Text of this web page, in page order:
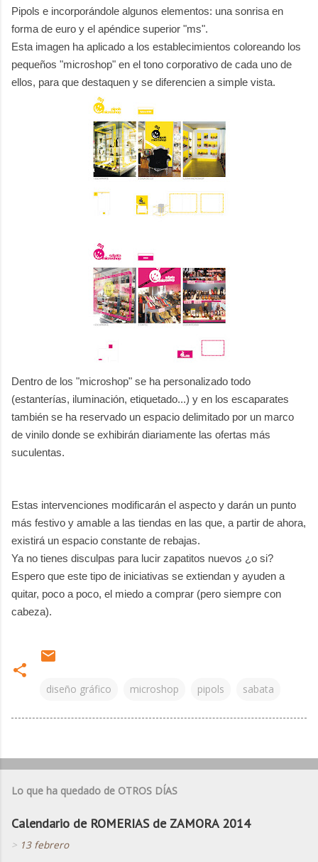
Pipols e incorporándole algunos elementos: una sonrisa en
forma de euro y el apéndice superior "ms".
Esta imagen ha aplicado a los establecimientos coloreando los
pequeños "microshop" en el tono corporativo de cada uno de
ellos, para que destaquen y se diferencien a simple vista.
Dentro de los "microshop" se ha personalizado todo
(estanterías, iluminación, etiquetado...) y en los escaparates
también se ha reservado un espacio delimitado por un marco
de vinilo donde se exhibirán diariamente las ofertas más
suculentas.
Estas intervenciones modificarán el aspecto y darán un punto
más festivo y amable a las tiendas en las que, a partir de ahora,
existirá un espacio constante de rebajas.
Ya no tienes disculpas para lucir zapatitos nuevos ¿o si?
Espero que este tipo de iniciativas se extiendan y ayuden a
quitar, poco a poco, el miedo a comprar (pero siempre con
cabeza).
diseño gráfico microshop pipols sabata
Lo que ha quedado de OTROS DÍAS
Calendario de ROMERIAS de ZAMORA 2014
> 13 febrero